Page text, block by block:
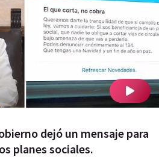
dejó un mensaje para
planes sociales.